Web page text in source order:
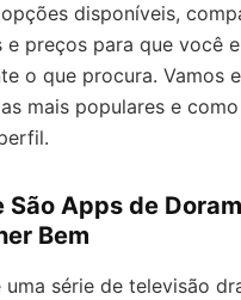
disponíveis,
e preços para que você
o que procura. Vamos
mais populares e
São Apps de
Bem
uma série de televisão